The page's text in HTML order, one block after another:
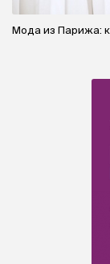
Мода из Парижа: